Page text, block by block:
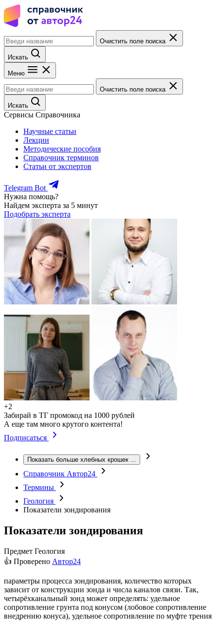
Очистить поле поиска
Искать
Меню
Очистить поле поиска
Искать
Сервисы Справочника
Научные статьи
Лекции
Методические пособия
Справочник терминов
Статьи от экспертов
Telegram Bot
Нужна помощь?
Найдем эксперта за 5 минут
Подобрать эксперта
+2
Забирай в ТГ промокод на 1000 рублей
А еще там много крутого контента!
Подписаться
Показать больше хлебных крошек ...
Справочник Автор24
Термины
Геология
Показатели зондирования
Показатели зондирования
Предмет Геология
👍 Проверено Автор24
параметры процесса зондирования, количество которых
зависит от конструкции зонда и числа каналов связи. Так,
четырёхканальный зонд может определять: удельное
сопротивление грунта под конусом (лобовое сопротивление
внедрению конуса), удельное сопротивление по муфте трения